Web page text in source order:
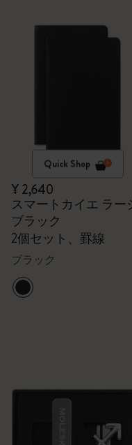
Quick Shop
¥ 2,640
スマートカイエ ラー
ブラック
2個セット、罫線
ブラック